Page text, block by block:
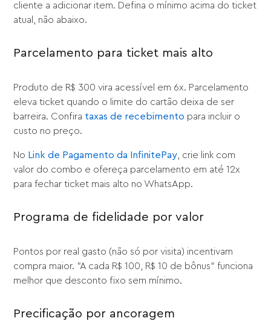
cliente a adicionar item. Defina o mínimo acima do ticket
atual, não abaixo.
Parcelamento para ticket mais alto
Produto de R$ 300 vira acessível em 6x. Parcelamento
eleva ticket quando o limite do cartão deixa de ser
barreira. Confira taxas de recebimento para incluir o
custo no preço.
No Link de Pagamento da InfinitePay, crie link com
valor do combo e ofereça parcelamento em até 12x
para fechar ticket mais alto no WhatsApp.
Programa de fidelidade por valor
Pontos por real gasto (não só por visita) incentivam
compra maior. "A cada R$ 100, R$ 10 de bônus" funciona
melhor que desconto fixo sem mínimo.
Precificação por ancoragem